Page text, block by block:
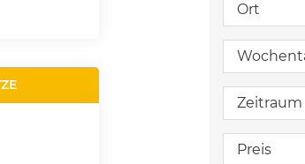
Ort
Zeitraum
Preis